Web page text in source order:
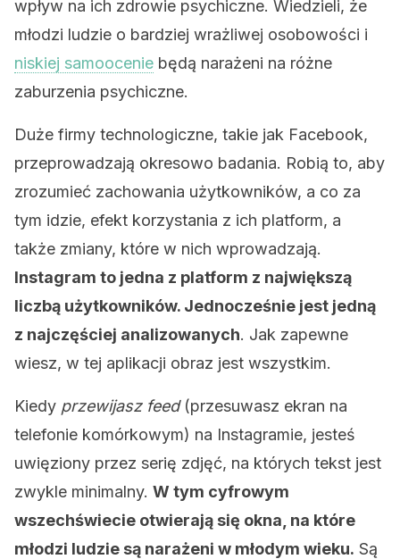
wpływ na ich zdrowie psychiczne. Wiedzieli, że
młodzi ludzie o bardziej wrażliwej osobowości i
niskiej samoocenie będą narażeni na różne
zaburzenia psychiczne.
Duże firmy technologiczne, takie jak Facebook,
przeprowadzają okresowo badania. Robią to, aby
zrozumieć zachowania użytkowników, a co za
tym idzie, efekt korzystania z ich platform, a
także zmiany, które w nich wprowadzają.
Instagram to jedna z platform z największą
liczbą użytkowników. Jednocześnie jest jedną
z najczęściej analizowanych. Jak zapewne
wiesz, w tej aplikacji obraz jest wszystkim.
Kiedy przewijasz feed(przesuwasz ekran na
telefonie komórkowym) na Instagramie, jesteś
uwięziony przez serię zdjęć, na których tekst jest
zwykle minimalny. W tym cyfrowym
wszechświecie otwierają się okna, na które
młodzi ludzie są narażeni w młodym wieku. Są